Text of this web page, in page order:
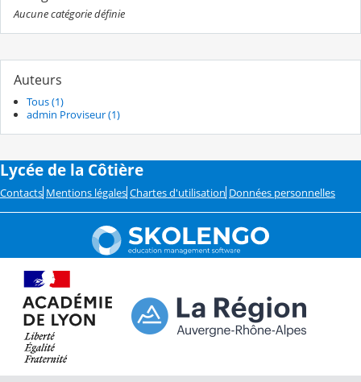
Aucune catégorie définie
Auteurs
Tous (1)
admin Proviseur (1)
Lycée de la Côtière
Contacts Mentions légales Chartes d'utilisation Données personnelles